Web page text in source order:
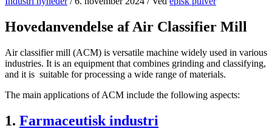
Hovedanvendelse af Air Classifier Mill
Air classifier mill (ACM) is versatile machine widely used in various
industries. It is an equipment that combines grinding and classifying,
and it is suitable for processing a wide range of materials.
The main applications of ACM include the following aspects:
1. Farmaceutisk industri